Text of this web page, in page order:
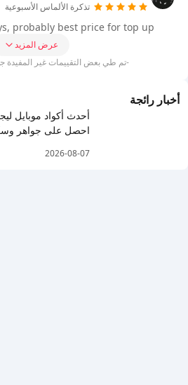
تذكرة الألماس الأسبوعية
probably best price for top up
عرض المزيد
-تم طي بعض التقييمات غير المفيدة
أخبار رائجة
احصل على جواهر
2026-08-07